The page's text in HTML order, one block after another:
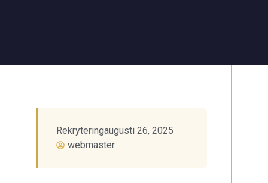
Rekryteringaugusti 26, 2025
webmaster